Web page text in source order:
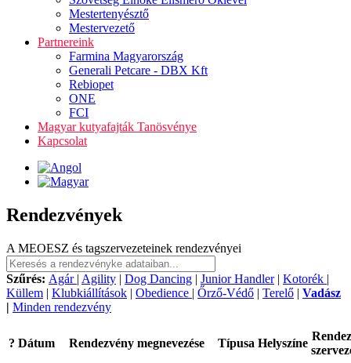
Mestertenyésztő
Mestervezető
Partnereink
Farmina Magyarország
Generali Petcare - DBX Kft
Rebiopet
ONE
FCI
Magyar kutyafajták Tanösvénye
Kapcsolat
Rendezvények
A MEOESZ és tagszervezeteinek rendezvényei
Szűrés: Agár | Agility | Dog Dancing | Junior Handler| Kotorék |
Küllem | Klubkiállítások | Obedience | Őrző-Védő | Terelő | Vadász
| Minden rendezvény
? Dátum Rendezvény megnevezése Típusa Helyszíne